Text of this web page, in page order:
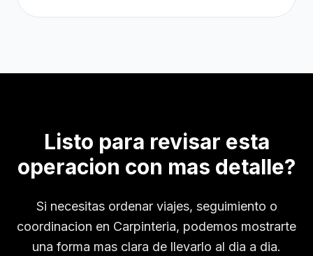
Listo para revisar esta
operacion con mas detalle?
Si necesitas ordenar viajes, seguimiento o
coordinacion en Carpinteria, podemos mostrarte
una forma mas clara de llevarlo al dia a dia.